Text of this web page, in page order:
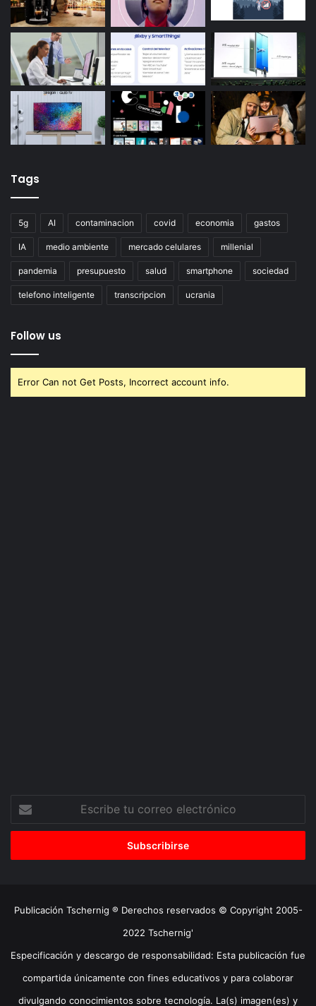
Tags
5g AI contaminacion covid economia gastos
IA medio ambiente mercado celulares millenial
pandemia presupuesto salud smartphone sociedad
telefono inteligente transcripcion ucrania
Follow us
Error Can not Get Posts, Incorrect account info.
correo
Publicación Tschernig ® Derechos reservados © Copyright 2005-
2022 Tschernig'
Especificación y descargo de responsabilidad: Esta publicación fue
compartida únicamente con fines educativos y para colaborar
divulgando conocimientos sobre tecnología. La(s) imagen(es) y